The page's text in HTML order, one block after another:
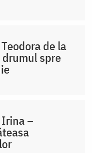
de la
drumul spre
–